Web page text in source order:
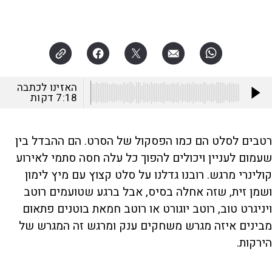
האזינו לכתבה
7:18 דקות
רטבים לסלט הם כמו הפסקול של הסרט. הם ההבדל בין
שעמום לעניין ויכולים להפוך כל עלה חסה סתמי לאירוע
קולינרי מרגש. רובנו גדלנו על סלט קצוץ עם מיץ לימון
ושמן זית, שזה אחלה בסיס, אבל ברגע שטועמים רוטב
ויניגרט טוב, רוטב יוגורט או רוטב חמאת בוטנים פתאום
מבינים איזה מגרש משחקים ענק ומרגש זה המגרש של
הירקות.